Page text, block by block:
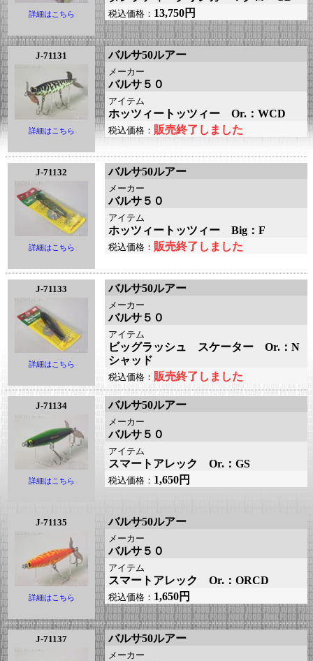
詳細はこちら 税込価格： 13,750円
J-71131
詳細はこちら
バルサ50ルアー
メーカー
バルサ５０
アイテム
ホッツィートッツィー Or.：WCD
税込価格： 販売終了しました
J-71132
詳細はこちら
バルサ50ルアー
メーカー
バルサ５０
アイテム
ホッツィートッツィー Big：F
税込価格： 販売終了しました
J-71133
詳細はこちら
バルサ50ルアー
メーカー
バルサ５０
アイテム
ビッグラッシュ スケーター Or.：N
シャッド
税込価格： 販売終了しました
J-71134
詳細はこちら
バルサ50ルアー
メーカー
バルサ５０
アイテム
スマートアレック Or.：GS
税込価格： 1,650円
J-71135
詳細はこちら
バルサ50ルアー
メーカー
バルサ５０
アイテム
スマートアレック Or.：ORCD
税込価格： 1,650円
J-71137 バルサ50ルアー
メーカー